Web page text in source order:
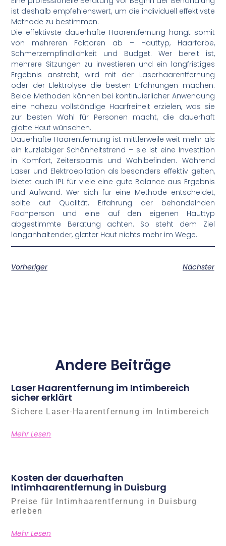
ist deshalb empfehlenswert, um die individuell effektivste
Methode zu bestimmen.
Die effektivste dauerhafte Haarentfernung hängt somit
von mehreren Faktoren ab – Hauttyp, Haarfarbe,
Schmerzempfindlichkeit und Budget. Wer bereit ist,
mehrere Sitzungen zu investieren und ein langfristiges
Ergebnis anstrebt, wird mit der Laserhaarentfernung
oder der Elektrolyse die besten Erfahrungen machen.
Beide Methoden können bei kontinuierlicher Anwendung
eine nahezu vollständige Haarfreiheit erzielen, was sie
zur besten Wahl für Personen macht, die dauerhaft
glatte Haut wünschen.
Dauerhafte Haarentfernung ist mittlerweile weit mehr als
ein kurzlebiger Schönheitstrend – sie ist eine Investition
in Komfort, Zeitersparnis und Wohlbefinden. Während
Laser und Elektroepilation als besonders effektiv gelten,
bietet auch IPL für viele eine gute Balance aus Ergebnis
und Aufwand. Wer sich für eine Methode entscheidet,
sollte auf Qualität, Erfahrung der behandelnden
Fachperson und eine auf den eigenen Hauttyp
abgestimmte Beratung achten. So steht dem Ziel
langanhaltender, glatter Haut nichts mehr im Wege.
Vorheriger Nächster
Andere Beiträge
Laser Haarentfernung im Intimbereich
sicher erklärt
Sichere Laser-Haarentfernung im Intimbereich
Mehr Lesen
Kosten der dauerhaften
Intimhaarentfernung in Duisburg
Preise für Intimhaarentfernung in Duisburg
erleben
Mehr Lesen